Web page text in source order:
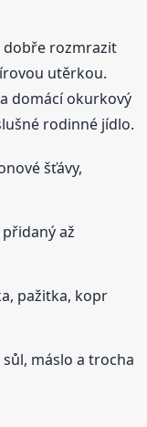
dobře rozmrazit
utěrkou.
domácí okurkový
rodinné jídlo.
šťávy,
až
pažitka, kopr
sůl, máslo a trocha